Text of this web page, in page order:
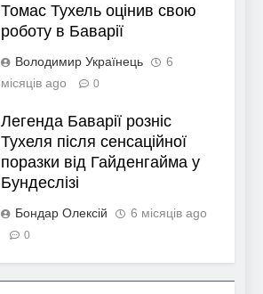
Томас Тухель оцінив свою
роботу в Баварії
Володимир Українець
6
місяців ago
0
Легенда Баварії розніс
Тухеля після сенсаційної
поразки від Гайденгайма у
Бундеслізі
Бондар Олексій 6 місяців ago
0